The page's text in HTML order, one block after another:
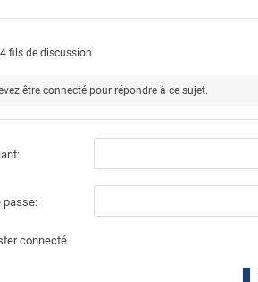
fils de discussion
être connecté pour répondre à ce sujet.
passe:
connecté